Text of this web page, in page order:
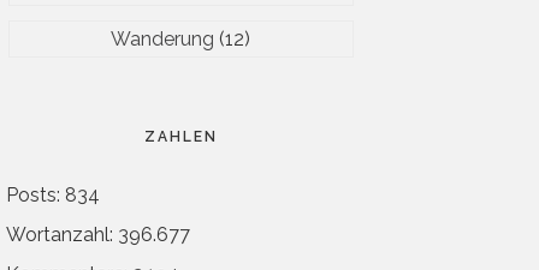
Wanderung (12)
ZAHLEN
Posts: 834
Wortanzahl: 396.677